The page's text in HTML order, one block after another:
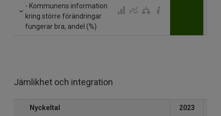
- Kommunens information
kring större förändringar
fungerar bra, andel (%)
Jämlikhet och integration
Nyckeltal 2023